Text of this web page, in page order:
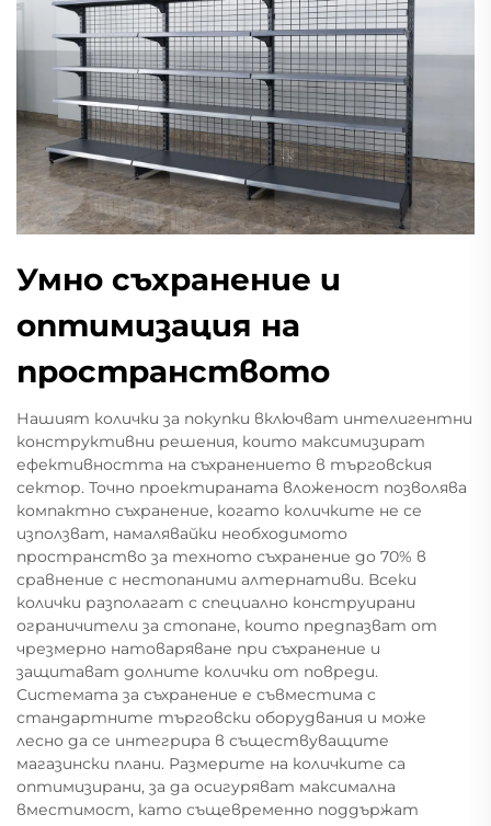
Умно съхранение и
оптимизация на
пространството
Нашият колички за покупки включват интелигентни
конструктивни решения, които максимизират
ефективността на съхранението в търговския
сектор. Точно проектираната вложеност позволява
компактно съхранение, когато количките не се
използват, намалявайки необходимото
пространство за техното съхранение до 70% в
сравнение с нестопаними алтернативи. Всеки
колички разполагат с специално конструирани
ограничители за стопане, които предпазват от
чрезмерно натоваряване при съхранение и
защитават долните колички от повреди.
Системата за съхранение е съвместима с
стандартните търговски оборудвания и може
лесно да се интегрира в съществуващите
магазински плани. Размерите на количките са
оптимизирани, за да осигуряват максимална
вместимост, като същевременно поддържат